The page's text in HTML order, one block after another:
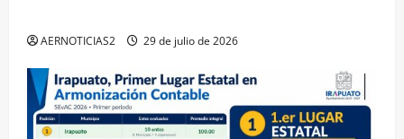
AERNOTICIAS2 29 de julio de 2026